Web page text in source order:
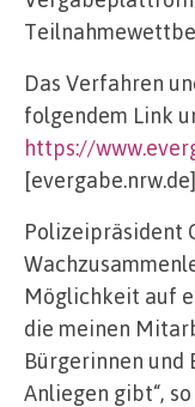
Das Verfahren
folgendem Link
https://
[evergabe.nrw.de]
Polizeipräsident
Möglichkeit auf
die meinen
Bürgerinnen
Anliegen gibt“,